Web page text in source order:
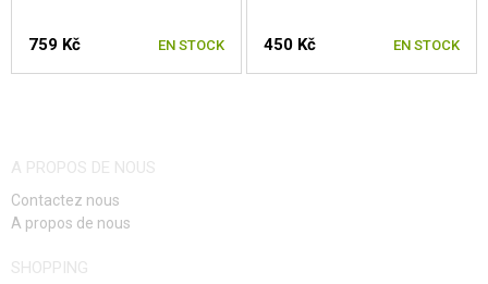
CHARGEURS M9, M92
CHARGEURS SÉRIE SIG
759 Kč EN STOCK 450 Kč EN STOCK
A PROPOS DE NOUS
Contactez nous
A propos de nous
SHOPPING